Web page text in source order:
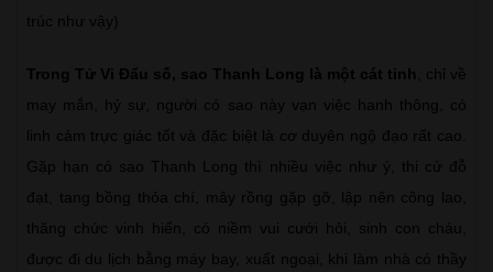
trúc như vậy)
Trong Tử Vi Đẩu số, sao Thanh Long là một cát tinh
, chỉ về
may mắn, hỷ sự, người có sao này vạn việc hanh thông, có
linh cảm trực giác tốt và đặc biệt là cơ duyên ngộ đạo rất cao.
Gặp hạn có sao Thanh Long thì nhiều việc như ý, thi cử đỗ
đạt, tang bồng thỏa chí, mây rồng gặp gỡ, lập nên công lao,
thăng chức vinh hiển, có niềm vui cưới hỏi, sinh con cháu,
được đi du lịch bằng máy bay, xuất ngoại, khi làm nhà có thầy